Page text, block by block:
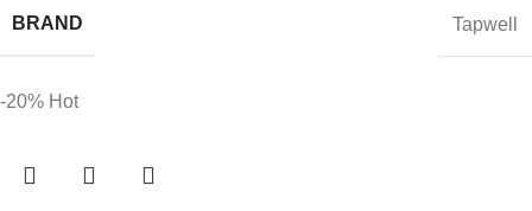
BRAND Tapwell
-20% Hot